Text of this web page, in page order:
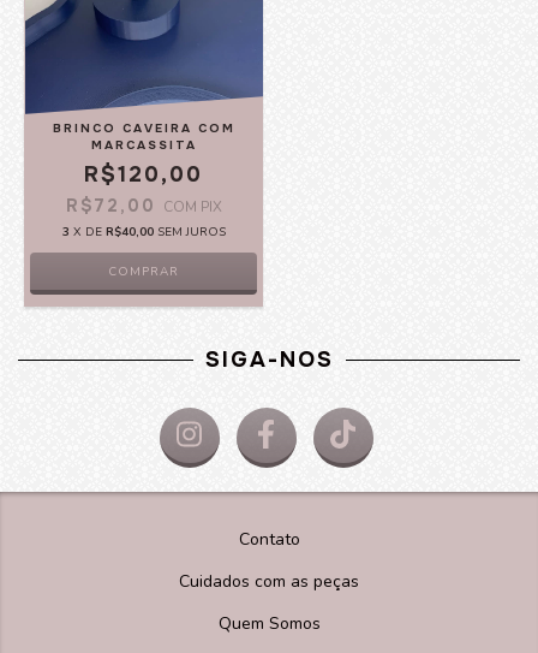
BRINCO CAVEIRA COM
MARCASSITA
R$120,00
R$72,00 COM PIX
3 X DE R$40,00 SEM JUROS
SIGA-NOS
Contato
Cuidados com as peças
Quem Somos